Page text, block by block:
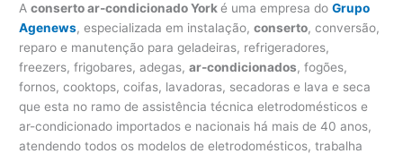
Aconserto ar-condicionado Yorké uma empresa doGrupo
Agenews, especializada em instalação,conserto, conversão,
reparo e manutenção para geladeiras, refrigeradores,
freezers, frigobares, adegas,ar-condicionados, fogões,
fornos, cooktops, coifas, lavadoras, secadoras e lava e seca
que esta no ramo de assistência técnica eletrodomésticos e
ar-condicionado importados e nacionais há mais de 40 anos,
atendendo todos os modelos de eletrodomésticos, trabalha